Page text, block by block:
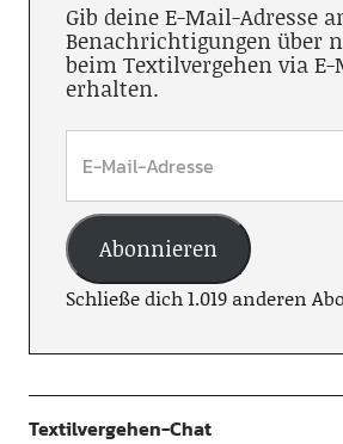
Gib deine E-Mail-Adresse
Benachrichtigungen über
beim Textilvergehen via
erhalten.
Abonnieren
Schließe dich 1.019 anderen
Textilvergehen-Chat